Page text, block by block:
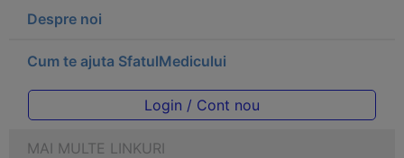
Despre noi
Cum te ajuta SfatulMedicului
Login / Cont nou
MAI MULTE LINKURI